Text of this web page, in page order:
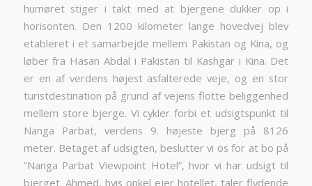
humøret stiger i takt med at bjergene dukker op i
horisonten. Den 1200 kilometer lange hovedvej blev
etableret i et samarbejde mellem Pakistan og Kina, og
løber fra Hasan Abdal i Pakistan til Kashgar i Kina. Det
er en af verdens højest asfalterede veje, og en stor
turistdestination på grund af vejens flotte beliggenhed
mellem store bjerge. Vi cykler forbi et udsigtspunkt til
Nanga Parbat, verdens 9. højeste bjerg på 8126
meter. Betaget af udsigten, beslutter vi os for at bo på
”Nanga Parbat Viewpoint Hotel”, hvor vi har udsigt til
bjerget. Ahmed, hvis onkel ejer hotellet, taler flydende